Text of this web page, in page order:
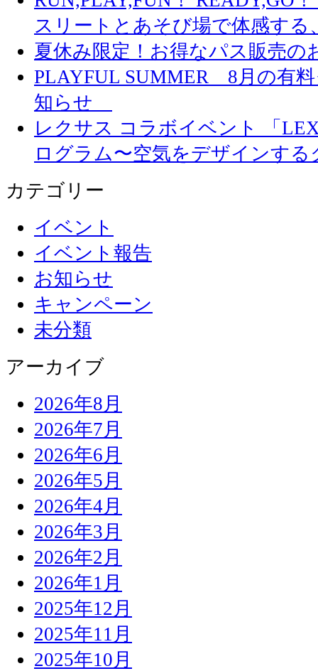
スリートとあそび場で体感する
夏休み限定！お得なパス販売の
PLAYFUL SUMMER 8月の有
知らせ
レクサス コラボイベント 「
ログラム〜空気をデザインす
カテゴリー
イベント
イベント報告
お知らせ
キャンペーン
未分類
アーカイブ
2026年8月
2026年7月
2026年6月
2026年5月
2026年4月
2026年3月
2026年2月
2026年1月
2025年12月
2025年11月
2025年10月